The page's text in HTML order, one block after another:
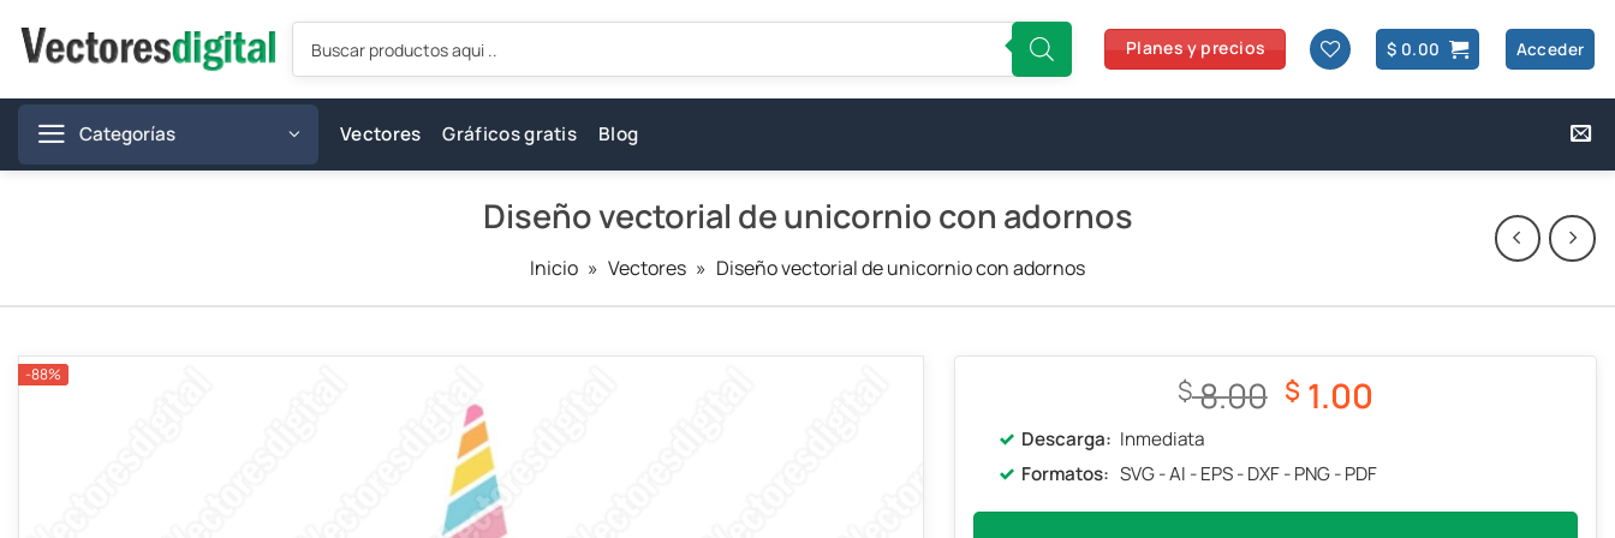
Búsqueda
productos
Planes y precios $ 0.00 Acceder
Categorías Vectores Gráficos gratis Blog
Diseño vectorial de unicornio con adornos
Inicio » Vectores » Diseño vectorial de unicornio con adornos
-88% $8.00 El
original
era:
$ 1.00
actual
Descarga: Inmediata
Formatos: SVG - AI - EPS - DXF - PNG - PDF